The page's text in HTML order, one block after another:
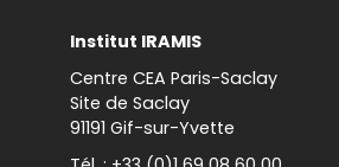
Institut IRAMIS
Centre CEA Paris-Saclay
Site de Saclay
91191 Gif-sur-Yvette